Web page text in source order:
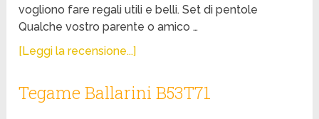
vogliono fare regali utili e belli. Set di pentole
Qualche vostro parente o amico …
[Leggi la recensione...]
Tegame Ballarini B53T71